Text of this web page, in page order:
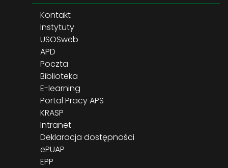
Kontakt
Instytuty
USOSweb
APD
Poczta
Biblioteka
E-learning
Portal Pracy APS
KRASP
Intranet
Deklaracja dostępności
ePUAP
EPP